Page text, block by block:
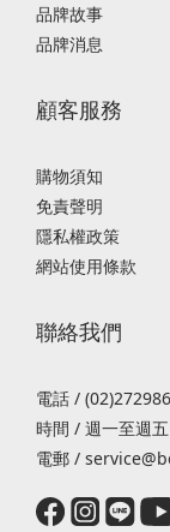
品牌故事
品牌消息
顧客服務
購物須知
免責聲明
隱私權政策
網站使用條款
聯絡我們
電話 /
時間 / 週一至週
電郵 /